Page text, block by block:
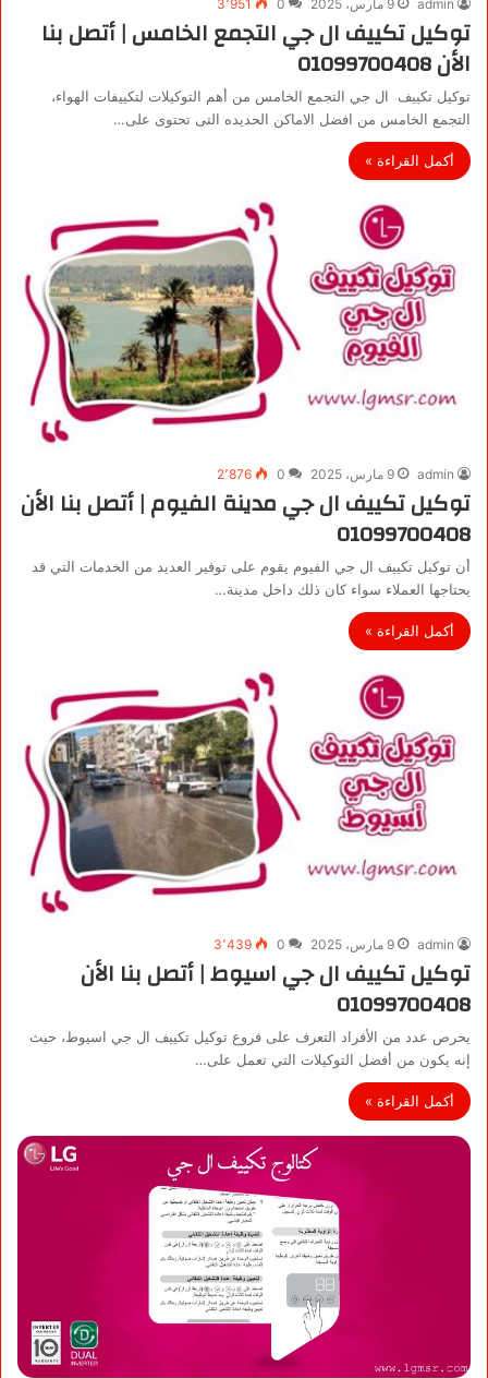
admin 9 مارس، 2025 0 3٬951
توكيل تكييف ال جي التجمع الخامس | أتصل بنا
الأن 01099700408
توكيل تكييف ال جي التجمع الخامس من أهم التوكيلات لتكييفات الهواء،
التجمع الخامس من افضل الاماكن الحديده التى تحتوى على…
أكمل القراءة »
admin 9 مارس، 2025 0 2٬876
توكيل تكييف ال جي مدينة الفيوم | أتصل بنا الأن
01099700408
أن توكيل تكييف ال جي الفيوم يقوم على توفير العديد من الخدمات التي قد
يحتاجها العملاء سواء كان ذلك داخل مدينة…
أكمل القراءة »
admin 9 مارس، 2025 0 3٬439
توكيل تكييف ال جي اسيوط | أتصل بنا الأن
01099700408
يحرص عدد من الأفراد التعرف على فروع توكيل تكييف ال جي اسيوط، حيث
إنه يكون من أفضل التوكيلات التي تعمل على…
أكمل القراءة »